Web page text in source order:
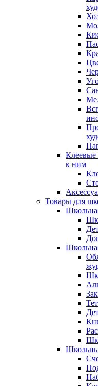
Клеевые
к ним
Товары для